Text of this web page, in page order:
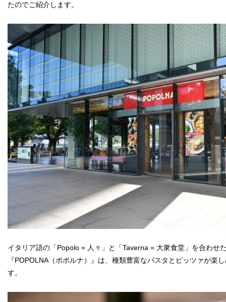
たのでご紹介します。
イタリア語の「Popolo = 人々」と「Taverna = 大衆食堂」を合わせ
『POPOLNA（ポポルナ）』は、種類豊富なパスタとピッツァが楽
す。